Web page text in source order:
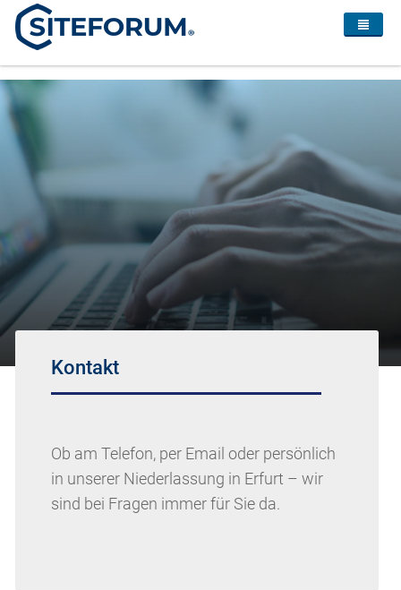
Kontakt
Ob am Telefon, per Email oder persönlich
in unserer Niederlassung in Erfurt – wir
sind bei Fragen immer für Sie da.